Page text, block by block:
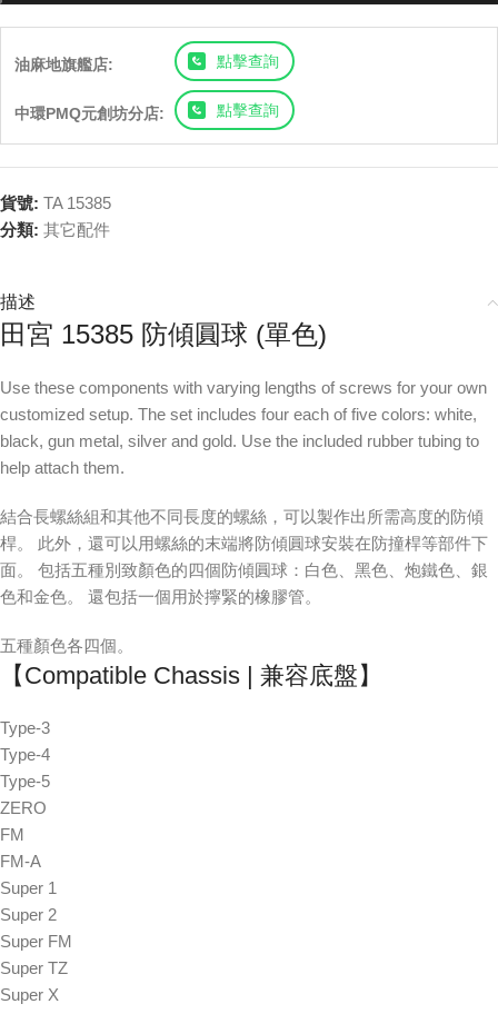
油麻地旗艦店: 點擊查詢
中環PMQ元創坊分店: 點擊查詢
貨號: TA 15385
分類: 其它配件
描述
田宮 15385 防傾圓球 (單色)
Use these components with varying lengths of screws for your own
customized setup. The set includes four each of five colors: white,
black, gun metal, silver and gold. Use the included rubber tubing to
help attach them.
結合長螺絲組和其他不同長度的螺絲，可以製作出所需高度的防傾
桿。 此外，還可以用螺絲的末端將防傾圓球安裝在防撞桿等部件下
面。 包括五種別致顏色的四個防傾圓球：白色、黑色、炮鐵色、銀
色和金色。 還包括一個用於擰緊的橡膠管。
五種顏色各四個。
【Compatible Chassis | 兼容底盤】
Type-3
Type-4
Type-5
ZERO
FM
FM-A
Super 1
Super 2
Super FM
Super TZ
Super X